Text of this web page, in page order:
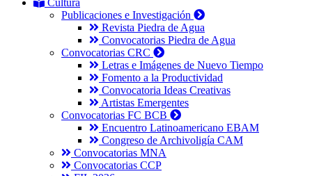
Cultura
Publicaciones e Investigación
Revista Piedra de Agua
Convocatorias Piedra de Agua
Convocatorias CRC
Letras e Imágenes de Nuevo Tiempo
Fomento a la Productividad
Convocatoria Ideas Creativas
Artistas Emergentes
Convocatorias FC BCB
Encuentro Latinoamericano EBAM
Congreso de Archivoligía CAM
Convocatorias MNA
Convocatorias CCP